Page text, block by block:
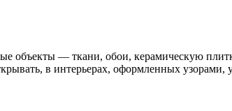
объекты — ткани, обои, керамическую
в интерьерах, оформленных